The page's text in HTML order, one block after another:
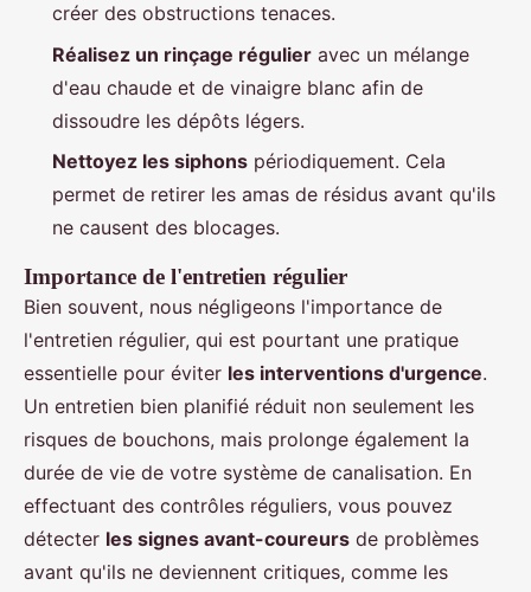
créer des obstructions tenaces.
Réalisez un rinçage régulier avec un mélange
d'eau chaude et de vinaigre blanc afin de
dissoudre les dépôts légers.
Nettoyez les siphons périodiquement. Cela
permet de retirer les amas de résidus avant qu'ils
ne causent des blocages.
Importance de l'entretien régulier
Bien souvent, nous négligeons l'importance de
l'entretien régulier, qui est pourtant une pratique
essentielle pour éviter les interventions d'urgence.
Un entretien bien planifié réduit non seulement les
risques de bouchons, mais prolonge également la
durée de vie de votre système de canalisation. En
effectuant des contrôles réguliers, vous pouvez
détecter les signes avant-coureurs de problèmes
avant qu'ils ne deviennent critiques, comme les